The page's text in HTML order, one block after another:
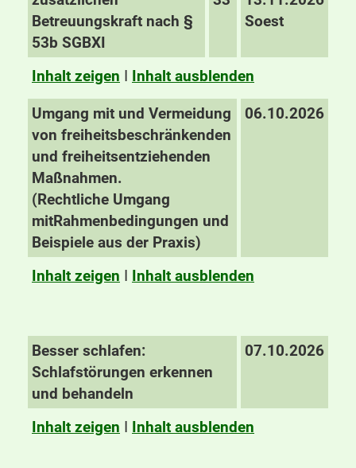
Betreuungskraft nach §
53b SGBXI
Soest
Inhalt zeigen I Inhalt ausblenden
Umgang mit und Vermeidung
von freiheitsbeschränkenden
und freiheitsentziehenden
Maßnahmen.
(Rechtliche Umgang
mitRahmenbedingungen und
Beispiele aus der Praxis)
06.10.2026
Inhalt zeigen I Inhalt ausblenden
Besser schlafen:
Schlafstörungen erkennen
und behandeln
07.10.2026
Inhalt zeigen I Inhalt ausblenden